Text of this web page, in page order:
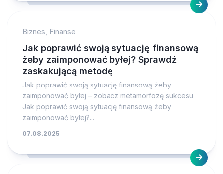
Biznes, Finanse
Jak poprawić swoją sytuację finansową
żeby zaimponować byłej? Sprawdź
zaskakującą metodę
Jak poprawić swoją sytuację finansową żeby
zaimponować byłej – zobacz metamorfozę sukcesu
Jak poprawić swoją sytuację finansową żeby
zaimponować byłej?...
07.08.2025